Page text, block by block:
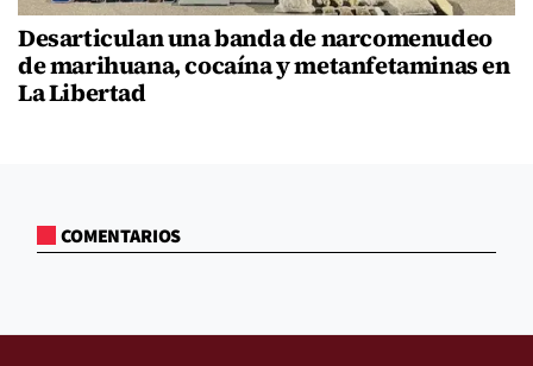
Desarticulan una banda de narcomenudeo
de marihuana, cocaína y metanfetaminas en
La Libertad
COMENTARIOS